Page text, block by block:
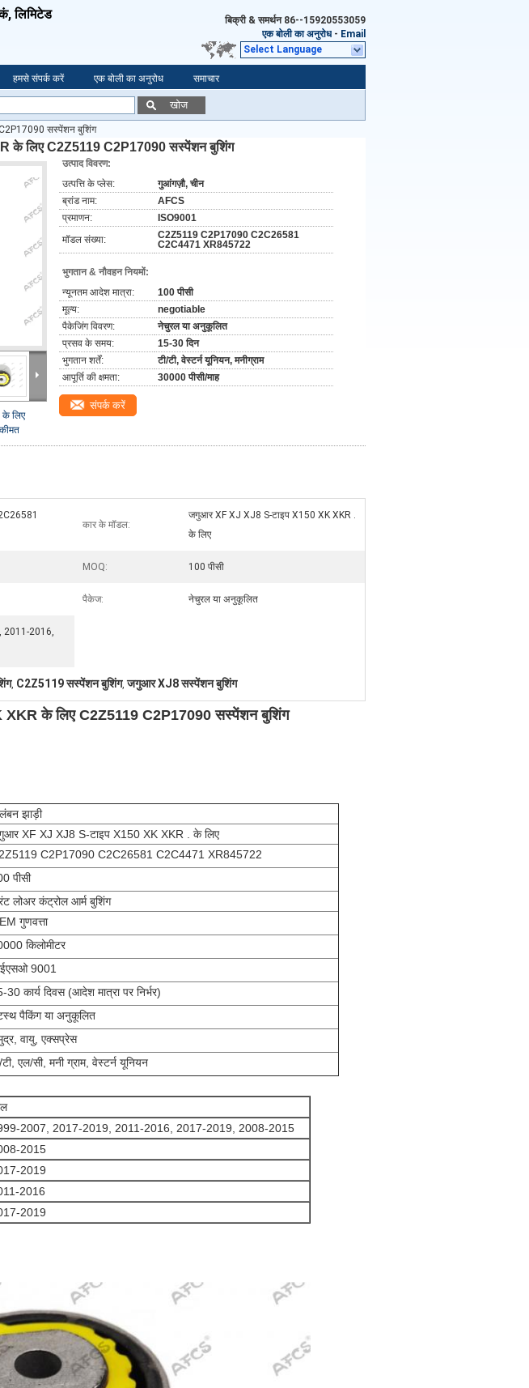
लिमिटेड बिक्री & समर्थन 86--15920553059
एक बोली का अनुरोध - Email
Select Language
हमसे संपर्क करें एक बोली का अनुरोध समाचार
खोज
सस्पेंशन बुशिंग
के लिए C2Z5119 C2P17090 सस्पेंशन बुशिंग
लिए
उत्पाद विवरण:
उत्पत्ति के प्लेस:
गुआंगज़ौ, चीन
ब्रांड नाम:
AFCS
प्रमाणन:
ISO9001
मॉडल संख्या:
C2Z5119 C2P17090 C2C26581
C2C4471 XR845722
भुगतान & नौवहन नियमों:
न्यूनतम आदेश मात्रा:
100 पीसी
मूल्य:
negotiable
पैकेजिंग विवरण:
नेचुरल या अनुकूलित
प्रसव के समय:
15-30 दिन
भुगतान शर्तें:
टी/टी, वेस्टर्न यूनियन, मनीग्राम
आपूर्ति की क्षमता:
30000 पीसी/माह
संपर्क करें
कार के मॉडल:
जगुआर XF XJ XJ8 S-टाइप X150 XK XKR .
के लिए
MOQ: 100 पीसी
पैकेज: नेचुरल या अनुकूलित
2011-2016,
, C2Z5119 सस्पेंशन बुशिंग,जगुआर XJ8 सस्पेंशन बुशिंग
के लिए C2Z5119 C2P17090 सस्पेंशन बुशिंग
झाड़ी
XF XJ XJ8 S-टाइप X150 XK XKR . के लिए
C2P17090 C2C26581 C2C4471 XR845722
पीसी
लोअर कंट्रोल आर्म बुशिंग
गुणवत्ता
किलोमीटर
9001
30 कार्य दिवस (आदेश मात्रा पर निर्भर)
पैकिंग या अनुकूलित
वायु, एक्सप्रेस
टी, एल/सी, मनी ग्राम, वेस्टर्न यूनियन
2007, 2017-2019, 2011-2016, 2017-2019, 2008-2015
2015
2019
2016
2019